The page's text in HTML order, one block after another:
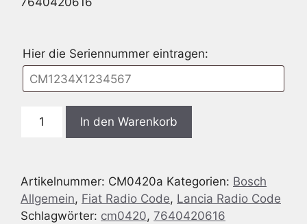
Hier die Seriennummer eintragen:
Bosch
844
MP3
Plus
In den Warenkorb
Artikelnummer: CM0420a Kategorien: Bosch
Allgemein, Fiat Radio Code, Lancia Radio Code
Schlagwörter: cm0420, 7640420616